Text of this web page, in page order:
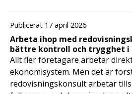
Publicerat 17 april 2026
Arbeta ihop med
bättre kontroll och trygghet
Allt fler företagare arbetar
ekonomisystem. Men det är
redovisningskonsult arbetar